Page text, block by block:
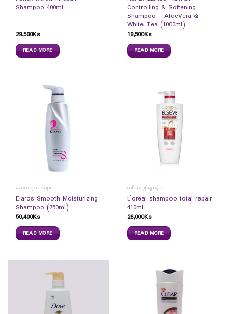
Shampoo 400ml
29,500Ks
READ MORE
Controlling & Softening
Shampoo – AloeVera &
White Tea (1000ml)
19,500Ks
READ MORE
ခေါင်းလျှော်ရည်များ
Elaros Smooth Moisturizing
Shampoo (750ml)
50,400Ks
READ MORE
ခေါင်းလျှော်ရည်များ
L`oreal shampoo total repair
410ml
26,000Ks
READ MORE